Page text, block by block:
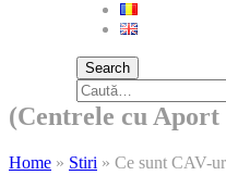
Search
(Centrele cu
Home » Stiri » Ce sunt CAV-